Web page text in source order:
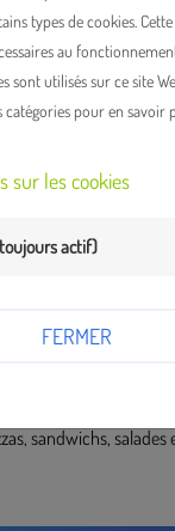
la solidarité au
de nombreuses années,
situées à
en leur faisant don
d'accompagner des
sportifs locaux en
sandwichs, salades
types de cookies.
au
sont utilisés sur ce site
pour en savoir
sur les cookies
actif)
FERMER